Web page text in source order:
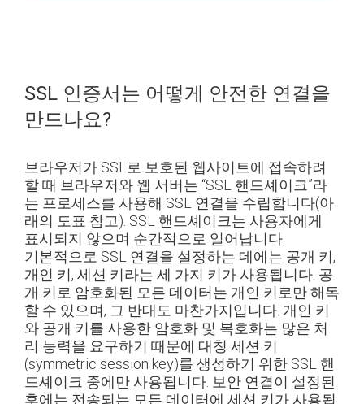
SSL 인증서는 어떻게 안전한 연결을
만드나요?
브라우저가 SSL로 보호된 웹사이트에 접속하려
할 때 브라우저와 웹 서버는 “SSL 핸드셰이크”라
는 프로세스를 사용해 SSL 연결을 수립합니다(아
래의 도표 참고). SSL 핸드셰이크는 사용자에게
표시되지 않으며 순간적으로 일어납니다.
기본적으로 SSL 연결을 설정하는 데에는 공개 키,
개인 키, 세션 키라는 세 가지 키가 사용됩니다. 공
개 키로 암호화된 모든 데이터는 개인 키로만 해독
할 수 있으며, 그 반대도 마찬가지입니다. 개인 키
와 공개 키를 사용한 암호화 및 복호화는 많은 처
리 능력을 요구하기 때문에 대칭 세션 키
(symmetric session key)를 생성하기 위한 SSL 핸
드셰이크 중에만 사용됩니다. 보안 연결이 설정된
후에는 전송되는 모든 데이터에 세션 키가 사용됩